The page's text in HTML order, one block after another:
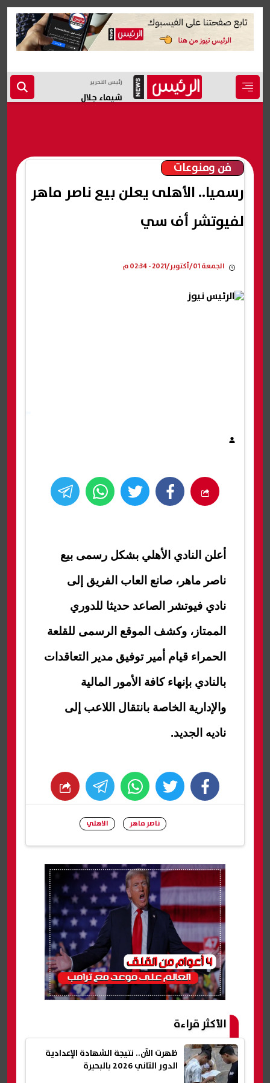
رئيس التحرير
شيماء جلال
فن ومنوعات
رسميا.. الأهلى يعلن بيع ناصر ماهر
لفيوتشر أف سي
الجمعة 01/أكتوبر/2021 - 02:34 م
أعلن النادي الأهلي بشكل رسمى بيع
ناصر ماهر، صانع العاب الفريق إلى
نادي فيوتشر الصاعد حديثا للدوري
الممتاز، وكشف الموقع الرسمى للقلعة
الحمراء قيام أمير توفيق مدير التعاقدات
بالنادي بإنهاء كافة الأمور المالية
والإدارية الخاصة بانتقال اللاعب إلى
ناديه الجديد.‎
facebook
twitter
whats
ناصر ماهر الاهلي
الأكثر قراءة
ظهرت الآن.. نتيجة الشهادة الإعدادية
الدور الثاني 2026 بالبحيرة